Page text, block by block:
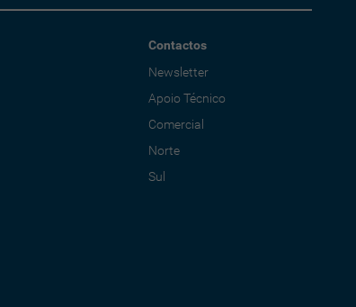
Contactos
Newsletter
Apoio Técnico
Comercial
Norte
Sul